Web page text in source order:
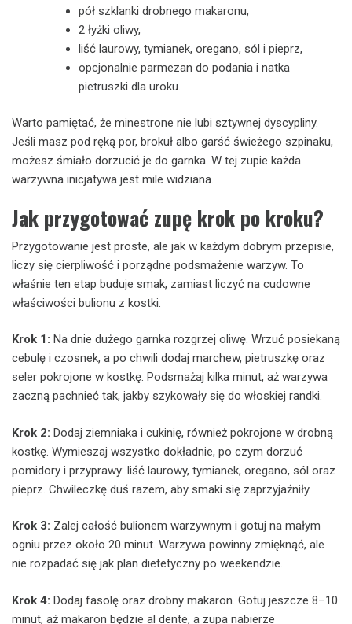
pół szklanki drobnego makaronu,
2 łyżki oliwy,
liść laurowy, tymianek, oregano, sól i pieprz,
opcjonalnie parmezan do podania i natka
pietruszki dla uroku.
Warto pamiętać, że minestrone nie lubi sztywnej dyscypliny.
Jeśli masz pod ręką por, brokuł albo garść świeżego szpinaku,
możesz śmiało dorzucić je do garnka. W tej zupie każda
warzywna inicjatywa jest mile widziana.
Jak przygotować zupę krok po kroku?
Przygotowanie jest proste, ale jak w każdym dobrym przepisie,
liczy się cierpliwość i porządne podsmażenie warzyw. To
właśnie ten etap buduje smak, zamiast liczyć na cudowne
właściwości bulionu z kostki.
Krok 1: Na dnie dużego garnka rozgrzej oliwę. Wrzuć posiekaną
cebulę i czosnek, a po chwili dodaj marchew, pietruszkę oraz
seler pokrojone w kostkę. Podsmażaj kilka minut, aż warzywa
zaczną pachnieć tak, jakby szykowały się do włoskiej randki.
Krok 2: Dodaj ziemniaka i cukinię, również pokrojone w drobną
kostkę. Wymieszaj wszystko dokładnie, po czym dorzuć
pomidory i przyprawy: liść laurowy, tymianek, oregano, sól oraz
pieprz. Chwileczkę duś razem, aby smaki się zaprzyjaźniły.
Krok 3: Zalej całość bulionem warzywnym i gotuj na małym
ogniu przez około 20 minut. Warzywa powinny zmięknąć, ale
nie rozpadać się jak plan dietetyczny po weekendzie.
Krok 4: Dodaj fasolę oraz drobny makaron. Gotuj jeszcze 8–10
minut, aż makaron będzie al dente, a zupa nabierze